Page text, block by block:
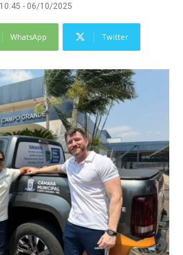
10:45 - 06/10/2025
WhatsApp Twitter